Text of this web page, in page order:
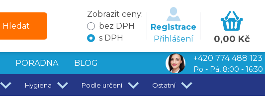
Hledat
Zobrazit ceny:
bez DPH
s DPH
Registrace
Přihlášení
0,00 Kč
PORADNA BLOG
+420 774 488 123
Po - Pá, 8:00 - 16:30
Hygiena Podle určení Ostatní